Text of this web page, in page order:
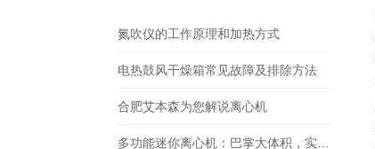
氮吹仪的工作原理和加热方式
电热鼓风干燥箱常见故障及排除方法
合肥艾本森为您解说离心机